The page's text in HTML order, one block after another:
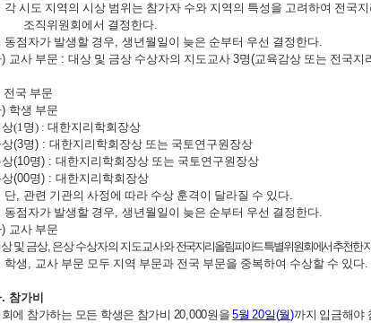
각 시도 지역의 시상 범위는 참가자 수와 지역의 특성을 고려하여 전국
조직위원회에서 결정한다.
동점자가 발생할 경우, 생년월일이 늦은 순부터 우선 결정한다.
) 교사 부문 : 대상 및 금상 수상자의 지도교사 3명(교육감상 또는 전국지
전국 부문
) 학생 부문
(1명) : 대한지리학회장상
(3명) : 대한지리학회장상 또는 국토연구원장상
(10명) : 대한지리학회장상 또는 국토연구원장상
(00명) : 대한지리학회장상
단, 관련 기관의 사정에 따라 수상 훈격이 달라질 수 있다.
동점자가 발생할 경우, 생년월일이 늦은 순부터 우선 결정한다.
) 교사 부문
및 금상, 은상 수상자의 지도교사와전국지리올림피아드 특별위원회에서 추천한
학생, 교사 부문 모두 지역 부문과 전국 부문을 중복하여 수상할 수 있다.
. 참가비
에 참가하는 모든 학생은 참가비 20,000원을5월20일(월)까지 입금해야